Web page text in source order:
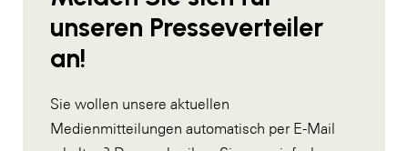
unseren Presseverteiler
an!
Sie wollen unsere aktuellen
Medienmitteilungen automatisch per E-Mail